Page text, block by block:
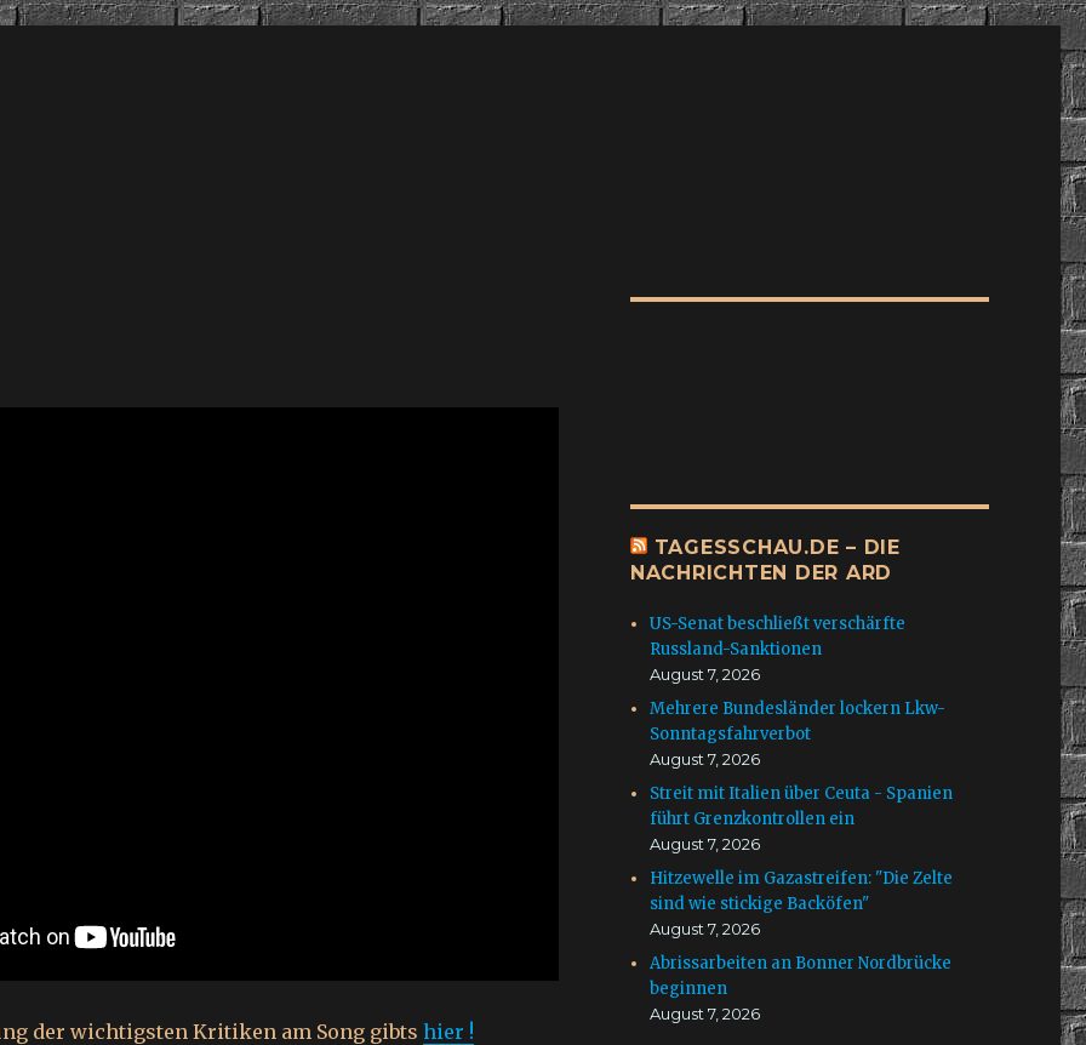
der wichtigsten Kritiken am Song gibts hier !
TAGESSCHAU.DE – DIE
NACHRICHTEN DER ARD
US-Senat beschließt verschärfte
Russland-Sanktionen
August 7, 2026
Mehrere Bundesländer lockern Lkw-
Sonntagsfahrverbot
August 7, 2026
Streit mit Italien über Ceuta - Spanien
führt Grenzkontrollen ein
August 7, 2026
Hitzewelle im Gazastreifen: "Die Zelte
sind wie stickige Backöfen"
August 7, 2026
Abrissarbeiten an Bonner Nordbrücke
beginnen
August 7, 2026